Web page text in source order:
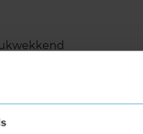
bij intensief
besteed aan
langere
seizoenen